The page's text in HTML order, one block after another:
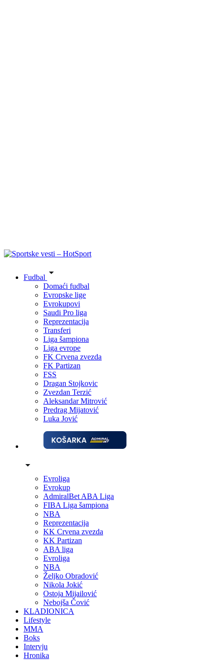
Fudbal
Domaći fudbal
Evropske lige
Evrokupovi
Saudi Pro liga
Reprezentacija
Transferi
Liga šampiona
Liga evrope
FK Crvena zvezda
FK Partizan
FSS
Dragan Stojkovic
Zvezdan Terzić
Aleksandar Mitrović
Predrag Mijatović
Luka Jović
Evroliga
Evrokup
AdmiralBet ABA Liga
FIBA Liga šampiona
NBA
Reprezentacija
KK Crvena zvezda
KK Partizan
ABA liga
Evroliga
NBA
Željko Obradović
Nikola Jokić
Ostoja Mijailović
Nebojša Čović
KLADIONICA
Lifestyle
MMA
Boks
Intervju
Hronika